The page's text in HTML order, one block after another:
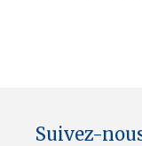
Suivez-